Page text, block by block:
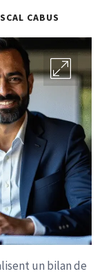
CABUS
un bilan de